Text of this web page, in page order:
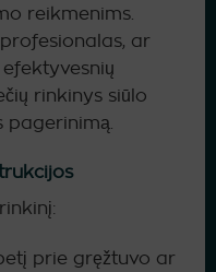
reikmenims.
ar
rinkinys siūlo
pagerinimą.
prie gręžtuvo ar